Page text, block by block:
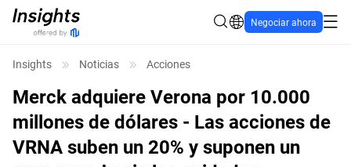
Negociar ahora
Insights Noticias Acciones
Merck adquiere Verona por 10.000
millones de dólares - Las acciones de
VRNA suben un 20% y suponen un